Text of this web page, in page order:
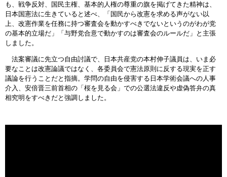
も、戦争反対、国民主権、基本的人権の尊重の旗を掲げてきた精神は、
日本国憲法に生きていると述べ、「国民から改憲を求める声がない以
上、改憲作業を任務に持つ審査会を動かすべきでないというのがわが党
の基本的立場だ」「与野党合意で動かすのは審査会のルールだ」と主張
しました。
法案審議に先立つ自由討議で、日本共産党の本村伸子議員は、いま必
要なことは改憲論議ではなく、各委員会で憲法原則に反する現実を正す
議論を行うことだと指摘。学問の自由を侵害する日本学術会議への人事
介入、安倍晋三前首相の「桜を見る会」での公選法違反や虚偽答弁の真
相究明をすべきだと強調しました。